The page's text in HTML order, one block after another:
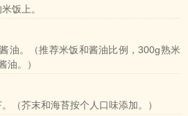
饭上。
油。（推荐米饭和酱油比例，300g熟米
油。）
（芥末和海苔按个人口味添加。）